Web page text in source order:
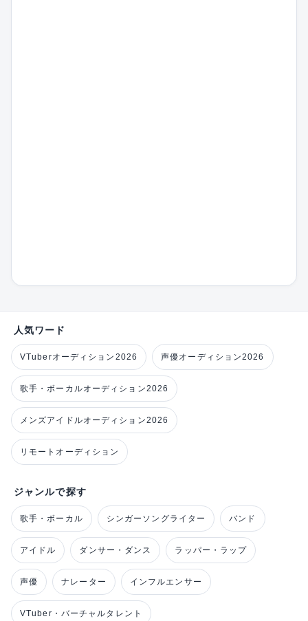
人気ワード
VTuberオーディション2026 声優オーディション2026
歌手・ボーカルオーディション2026
メンズアイドルオーディション2026
リモートオーディション
ジャンルで探す
歌手・ボーカル シンガーソングライター バンド
アイドル ダンサー・ダンス ラッパー・ラップ
声優 ナレーター インフルエンサー
VTuber・バーチャルタレント